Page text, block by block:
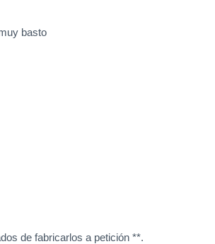
basto
de fabricarlos a petición **.